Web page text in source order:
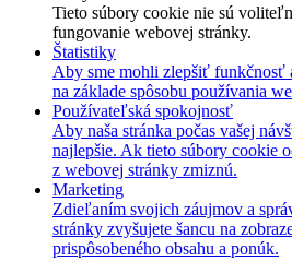
Tieto súbory cookie nie sú
fungovanie webovej stránky.
Štatistiky
Aby sme mohli zlepšiť funkčnosť
na základe spôsobu používania
Používateľská spokojnosť
Aby naša stránka počas vašej
najlepšie. Ak tieto súbory cookie
z webovej stránky zmiznú.
Marketing
Zdieľaním svojich záujmov a
stránky zvyšujete šancu na
prispôsobeného obsahu a ponúk.